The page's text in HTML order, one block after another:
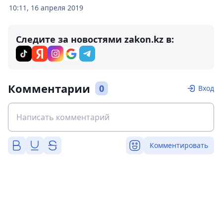
10:11, 16 апреля 2019
Следите за новостями zakon.kz в:
Комментарии 0 Вход
Комментировать